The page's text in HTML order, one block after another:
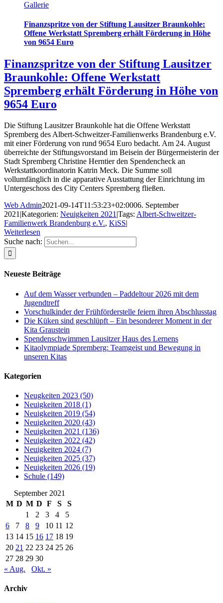
Gallerie
Finanzspritze von der Stiftung Lausitzer Braunkohle:
Offene Werkstatt Spremberg erhält Förderung in Höhe
von 9654 Euro
Finanzspritze von der Stiftung Lausitzer
Braunkohle: Offene Werkstatt
Spremberg erhält Förderung in Höhe von
9654 Euro
Die Stiftung Lausitzer Braunkohle hat die Offene Werkstatt
Spremberg des Albert-Schweitzer-Familienwerks Brandenburg e.V.
mit einer Förderung von rund 9654 Euro bedacht. Am 24. August
überreichte der Stiftungsvorstand im Beisein der Bürgermeisterin der
Stadt Spremberg Christine Herntier den Spendencheck an
Werkstattkoordinatorin Katrin Meck. Die Summe soll
vollumfänglich in die apparative Ausstattung der Einrichtung im
Untergeschoss des City Centers Spremberg fließen.
Web Admin2021-09-14T11:53:23+02:0006. September
2021 |Kategorien: Neuigkeiten 2021 |Tags: Albert-Schweitzer-
Familienwerk Brandenburg e.V., KiSS|
Weiterlesen
Suche nach:
Neueste Beiträge
Auf dem Wasser verbunden – Paddeltour 2026 mit dem
Jugendtreff
Vorschulkinder der Frühförderstelle feiern ihren Abschlusstag
Die Küken sind geschlüpft – Ein besonderer Moment in der
Kita Graustein
Spendenschwimmen Lausitzer Haus des Lernens
Kitaolympiade Spremberg: Teamgeist und Bewegung in
unseren Kitas
Kategorien
Neugkeiten 2023 (50)
Neuigkeiten 2018 (1)
Neuigkeiten 2019 (54)
Neuigkeiten 2020 (43)
Neuigkeiten 2021 (136)
Neuigkeiten 2022 (42)
Neuigkeiten 2024 (7)
Neuigkeiten 2025 (37)
Neuigkeiten 2026 (19)
Schule (149)
September 2021
M D M D F S
S
1
2 3 4
5
6
7 8 9 10 11 12
13 14 15 16 17 18 19
20 21 22 23 24 25 26
27 28 29 30
« Aug.
Okt. »
Archiv